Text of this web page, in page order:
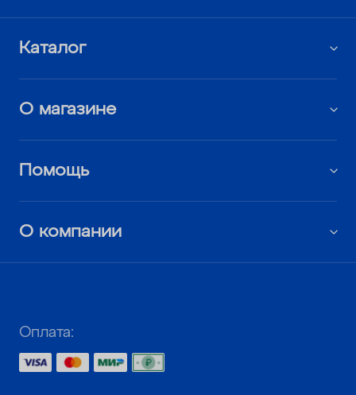
Каталог
О магазине
Помощь
О компании
Оплата: